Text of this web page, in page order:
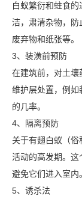
白蚁繁衍和蛀食
洁，肃清杂物，防
废弃物和纸张等。
3、装潢前预防
在建筑前，对土壤
维护层处置，例如
的几率。
4、隔离预防
关于有翅白蚁（
活动的高发期。这
避免它们进入室内。
5、诱杀法